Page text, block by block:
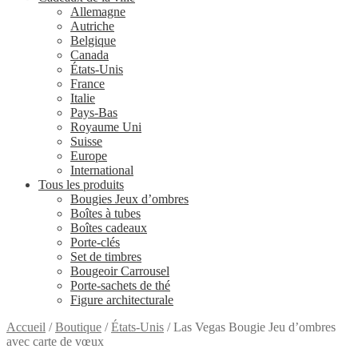
Allemagne
Autriche
Belgique
Canada
États-Unis
France
Italie
Pays-Bas
Royaume Uni
Suisse
Europe
International
Tous les produits
Bougies Jeux d’ombres
Boîtes à tubes
Boîtes cadeaux
Porte-clés
Set de timbres
Bougeoir Carrousel
Porte-sachets de thé
Figure architecturale
Accueil /Boutique /États-Unis /Las Vegas Bougie Jeu d’ombres
avec carte de vœux